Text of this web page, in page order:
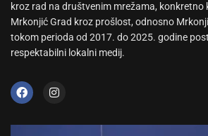
kroz rad na društvenim mrežama, konkretno
Mrkonjić Grad kroz prošlost, odnosno
tokom perioda od 2017. do 2025. godine
respektabilni lokalni medij.